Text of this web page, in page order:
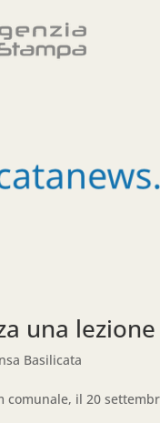
una
Basilicata
comunale, il 20